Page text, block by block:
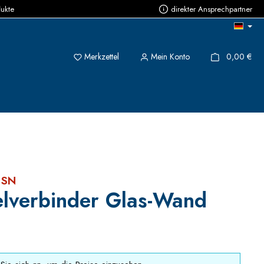
direkter Ansprechpartner
Merkzettel Du hast 0 Produkte auf dem Merkzettel
Mein Konto 0,00 €
Glas-Wand